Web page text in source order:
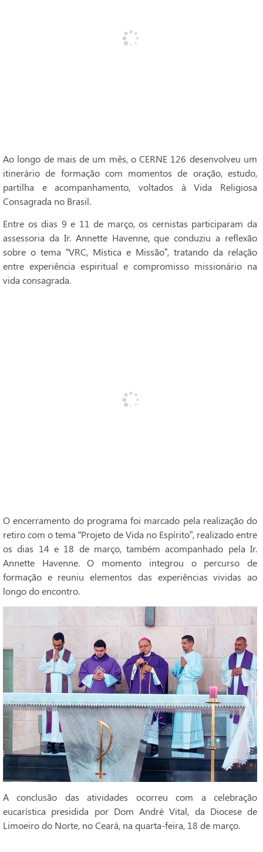
Ao longo de mais de um mês, o CERNE 126 desenvolveu um
itinerário de formação com momentos de oração, estudo,
partilha e acompanhamento, voltados à Vida Religiosa
Consagrada no Brasil.
Entre os dias 9 e 11 de março, os cernistas participaram da
assessoria da Ir. Annette Havenne, que conduziu a reflexão
sobre o tema “VRC, Mística e Missão”, tratando da relação
entre experiência espiritual e compromisso missionário na
vida consagrada.
O encerramento do programa foi marcado pela realização do
retiro com o tema “Projeto de Vida no Espírito”, realizado entre
os dias 14 e 18 de março, também acompanhado pela Ir.
Annette Havenne. O momento integrou o percurso de
formação e reuniu elementos das experiências vividas ao
longo do encontro.
A conclusão das atividades ocorreu com a celebração
eucarística presidida por Dom André Vital, da Diocese de
Limoeiro do Norte, no Ceará, na quarta-feira, 18 de março.